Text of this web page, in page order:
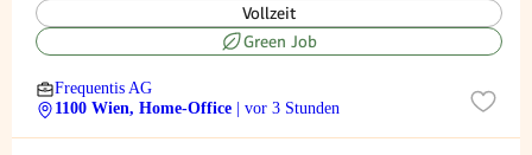
Vollzeit
Green Job
Frequentis AG
1100 Wien, Home-Office
| vor 3 Stunden